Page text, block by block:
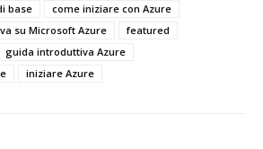
base
come iniziare con Azure
su Microsoft Azure
featured
guida introduttiva Azure
iniziare Azure